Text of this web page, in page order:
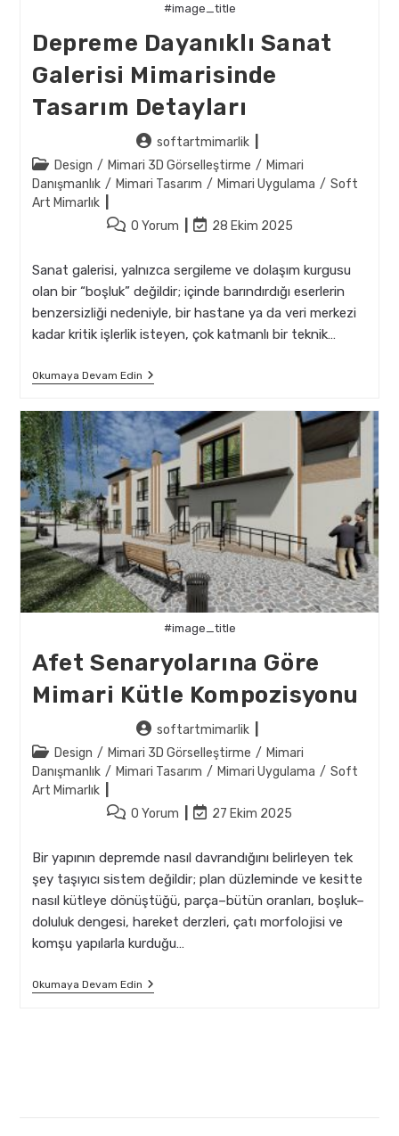
#image_title
Depreme Dayanıklı Sanat
Galerisi Mimarisinde
Tasarım Detayları
Post
author:
softartmimarlik
Post
category:
Design / Mimari 3D Görselleştirme / Mimari
Danışmanlık / Mimari Tasarım / Mimari Uygulama / Soft
Art Mimarlık
Post0 Yorum
Post
modified:
28 Ekim 2025
Sanat galerisi, yalnızca sergileme ve dolaşım kurgusu
olan bir “boşluk” değildir; içinde barındırdığı eserlerin
benzersizliği nedeniyle, bir hastane ya da veri merkezi
kadar kritik işlerlik isteyen, çok katmanlı bir teknik…
Okumaya Devam EdinDepreme
Dayanıklı
Galerisi
Mimarisinde
Tasarım
Detayları
#image_title
Afet Senaryolarına Göre
Mimari Kütle Kompozisyonu
Post
author:
softartmimarlik
Post
category:
Design / Mimari 3D Görselleştirme / Mimari
Danışmanlık / Mimari Tasarım / Mimari Uygulama / Soft
Art Mimarlık
Post0 Yorum
Post
modified:
27 Ekim 2025
Bir yapının depremde nasıl davrandığını belirleyen tek
şey taşıyıcı sistem değildir; plan düzleminde ve kesitte
nasıl kütleye dönüştüğü, parça–bütün oranları, boşluk–
doluluk dengesi, hareket derzleri, çatı morfolojisi ve
komşu yapılarla kurduğu…
Okumaya Devam EdinAfet
Senaryolarına